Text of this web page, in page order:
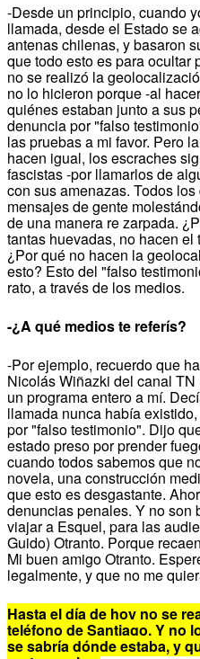
-Desde un principio, cuando
llamada, desde el Estado se
antenas chilenas, y basaron
que todo esto es para ocultar
no se realizó la
no lo hicieron porque -al
quiénes estaban junto a sus
denuncia por "falso
las pruebas a mi favor. Pero
hacen igual, los escraches
fascistas -por llamarlos de
con sus amenazas. Todos
mensajes de gente
de una manera re zarpada.
tantas huevadas, no hacen
¿Por qué no hacen la
esto? Esto del "falso
rato, a través de los medios.
-¿A qué medios te referís?
-Por ejemplo, recuerdo que
Nicolás Wiñazki del canal
un programa entero a mí.
llamada nunca había
por "falso testimonio". Dijo
estado preso por prender
cuando todos sabemos que
novela, una construcción
que esto es desgastante.
denuncias penales. Y no son
viajar a Esquel, para las
Guido) Otranto. Porque
Mi buen amigo Otranto.
legalmente, y que no me
Hasta el día de hoy no se
teléfono de Santiago. Y no
se sabría dónde estaba, y